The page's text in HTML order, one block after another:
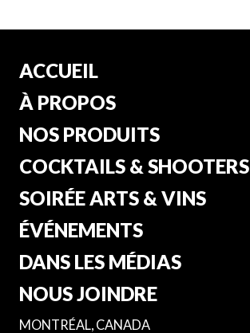
ACCUEIL
À PROPOS
NOS PRODUITS
COCKTAILS & SHOOTERS
SOIRÉE ARTS & VINS
ÉVÉNEMENTS
DANS LES MÉDIAS
NOUS JOINDRE
MONTRÉAL, CANADA